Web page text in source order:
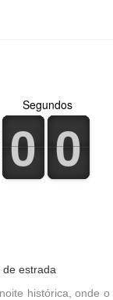
0
0
1
1 0
0
1
1
Segundos
de estrada
histórica, onde